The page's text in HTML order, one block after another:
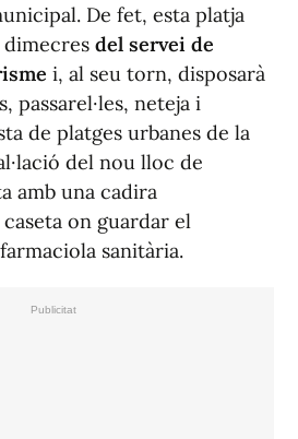
De fet, esta platja
dimecres del servei de
i, al seu torn, disposarà
passarel·les, neteja i
de platges urbanes de la
del nou lloc de
amb una cadira
on guardar el
sanitària.